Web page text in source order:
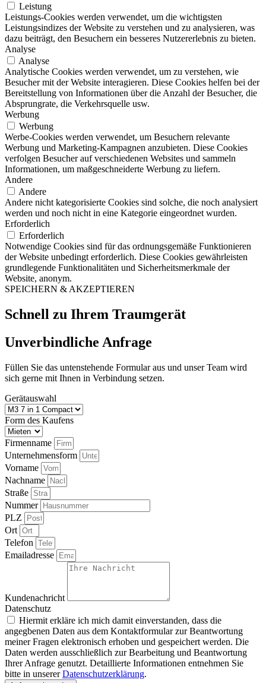
Leistung
Leistungs-Cookies werden verwendet, um die wichtigsten
Leistungsindizes der Website zu verstehen und zu analysieren, was
dazu beiträgt, den Besuchern ein besseres Nutzererlebnis zu bieten.
Analyse
Analyse
Analytische Cookies werden verwendet, um zu verstehen, wie
Besucher mit der Website interagieren. Diese Cookies helfen bei der
Bereitstellung von Informationen über die Anzahl der Besucher, die
Absprungrate, die Verkehrsquelle usw.
Werbung
Werbung
Werbe-Cookies werden verwendet, um Besuchern relevante
Werbung und Marketing-Kampagnen anzubieten. Diese Cookies
verfolgen Besucher auf verschiedenen Websites und sammeln
Informationen, um maßgeschneiderte Werbung zu liefern.
Andere
Andere
Andere nicht kategorisierte Cookies sind solche, die noch analysiert
werden und noch nicht in eine Kategorie eingeordnet wurden.
Erforderlich
Erforderlich
Notwendige Cookies sind für das ordnungsgemäße Funktionieren
der Website unbedingt erforderlich. Diese Cookies gewährleisten
grundlegende Funktionalitäten und Sicherheitsmerkmale der
Website, anonym.
SPEICHERN & AKZEPTIEREN
Schnell zu Ihrem Traumgerät
Unverbindliche Anfrage
Füllen Sie das untenstehende Formular aus und unser Team wird
sich gerne mit Ihnen in Verbindung setzen.
Gerätauswahl
Form des Kaufens
Firmenname
Unternehmensform
Vorname
Nachname
Straße
Nummer
PLZ
Ort
Telefon
Emailadresse
Kundenachricht
Datenschutz
Hiermit erkläre ich mich damit einverstanden, dass die
angegbenen Daten aus dem Kontaktformular zur Beantwortung
meiner Fragen elektronisch erhoben und gespeichert werden. Die
Daten werden ausschließlich zur Bearbeitung und Beantwortung
Ihrer Anfrage genutzt. Detaillierte Informationen entnehmen Sie
bitte in unsererDatenschutzerklärung.